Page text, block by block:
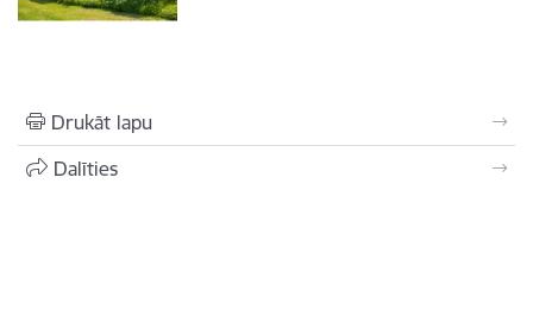
Drukāt lapu
Dalīties